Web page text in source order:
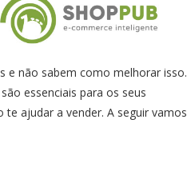
e não sabem como melhorar isso.
essenciais para os seus
ajudar a vender. A seguir vamos